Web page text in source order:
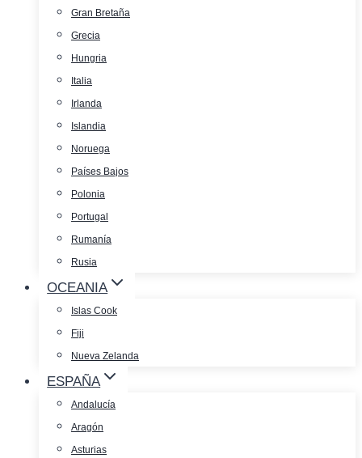
Gran Bretaña
Grecia
Hungria
Italia
Irlanda
Islandia
Noruega
Países Bajos
Polonia
Portugal
Rumanía
Rusia
OCEANIA
Islas Cook
Fiji
Nueva Zelanda
ESPAÑA
Andalucía
Aragón
Asturias